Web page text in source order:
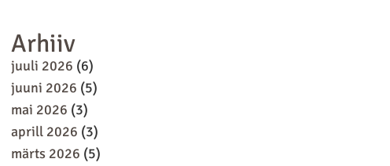
Arhiiv
juuli 2026 (6)
juuni 2026 (5)
mai 2026 (3)
aprill 2026 (3)
märts 2026 (5)